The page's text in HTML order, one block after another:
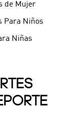
de Mujer
Para Niños
Niñas